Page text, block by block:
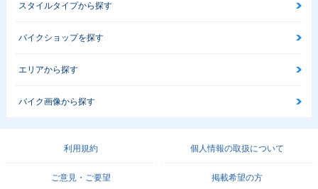
スタイルタイプから探す
バイクショップを探す
エリアから探す
バイク画像から探す
利用規約 個人情報の取扱について
ご意見・ご要望 掲載希望の方